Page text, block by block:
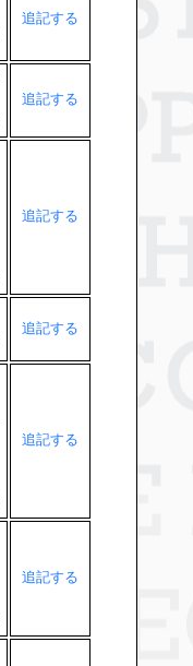
追記する
追記する
追記する
追記する
追記する
追記する